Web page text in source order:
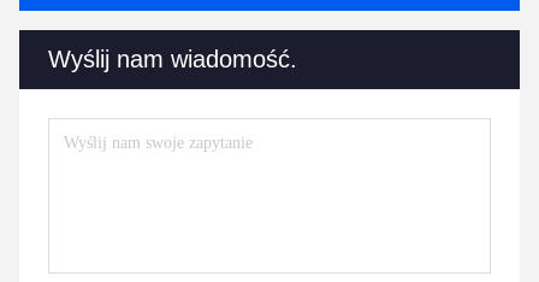
Wyślij nam wiadomość.